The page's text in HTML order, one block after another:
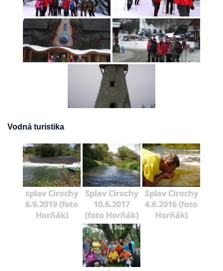
Vodná turistika
splav Cirochy
6.9.2019 (foto
Horňák)
Splav Cirochy
10.6.2017
(foto Horňák)
Splav Cirochy
4.6.2016 (foto
Horňák)